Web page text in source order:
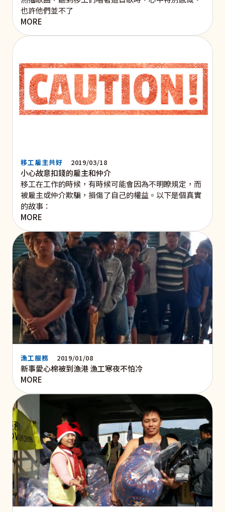
也許他們並不了
MORE
移工雇主共好 2019/03/18
小心故意扣錢的雇主和仲介
移工在工作的時候，有時候可能會因為不明瞭規定，而
被雇主或仲介欺騙，損傷了自己的權益。以下是個真實
的故事：
MORE
漁工服務 2019/01/08
新事愛心棉被到漁港 漁工寒夜不怕冷
MORE